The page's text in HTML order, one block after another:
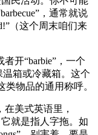
，通常就说
（这个周末咱们来
开“barbie”，一个
温箱或冷藏箱。这个
物品的通用称呼。
在美式英语里，
就是指人字拖。如